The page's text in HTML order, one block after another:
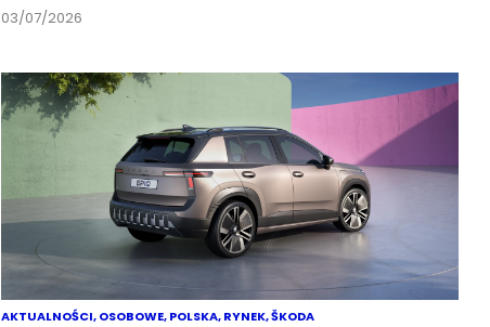
03/07/2026
AKTUALNOŚCI,OSOBOWE,POLSKA,RYNEK,ŠKODA